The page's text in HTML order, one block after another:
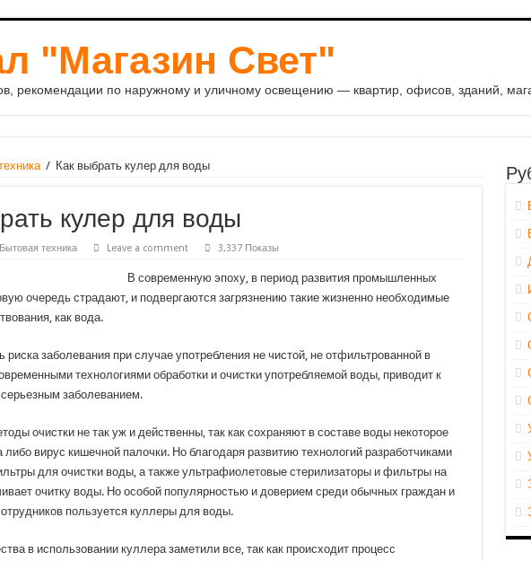
"Магазин Свет"
рекомендации по наружному и уличному освещению — квартир, офисов, зданий,
/ Как выбрать кулер для воды
кулер для воды
Бытовая техника Leave a comment 3,337 Показы
В современную эпоху, в период развития промышленных
очередь страдают, и подвергаются загрязнению такие жизненно необходимые
как вода.
риска заболевания при случае употребления не чистой, не отфильтрованной в
технологиями обработки и очистки употребляемой воды, приводит к
заболеванием.
очистки не так уж и действенны, так как сохраняют в составе воды некоторое
либо вирус кишечной палочки. Но благодаря развитию технологий разработчиками
для очистки воды, а также ультрафиолетовые стерилизаторы и фильтры на
очитку воды. Но особой популярностью и доверием среди обычных граждан и
пользуется куллеры для воды.
в использовании куллера заметили все, так как происходит процесс